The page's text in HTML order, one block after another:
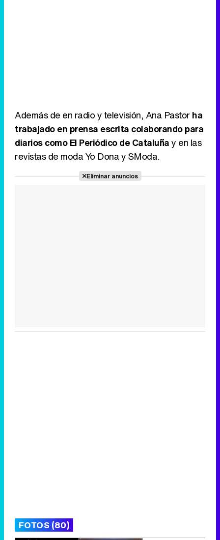
Además de en radio y televisión, Ana Pastor ha
trabajado en prensa escrita colaborando para
diarios como El Periódico de Cataluñay en las
revistas de moda Yo Dona y SModa.
Eliminar anuncios
FOTOS (80)